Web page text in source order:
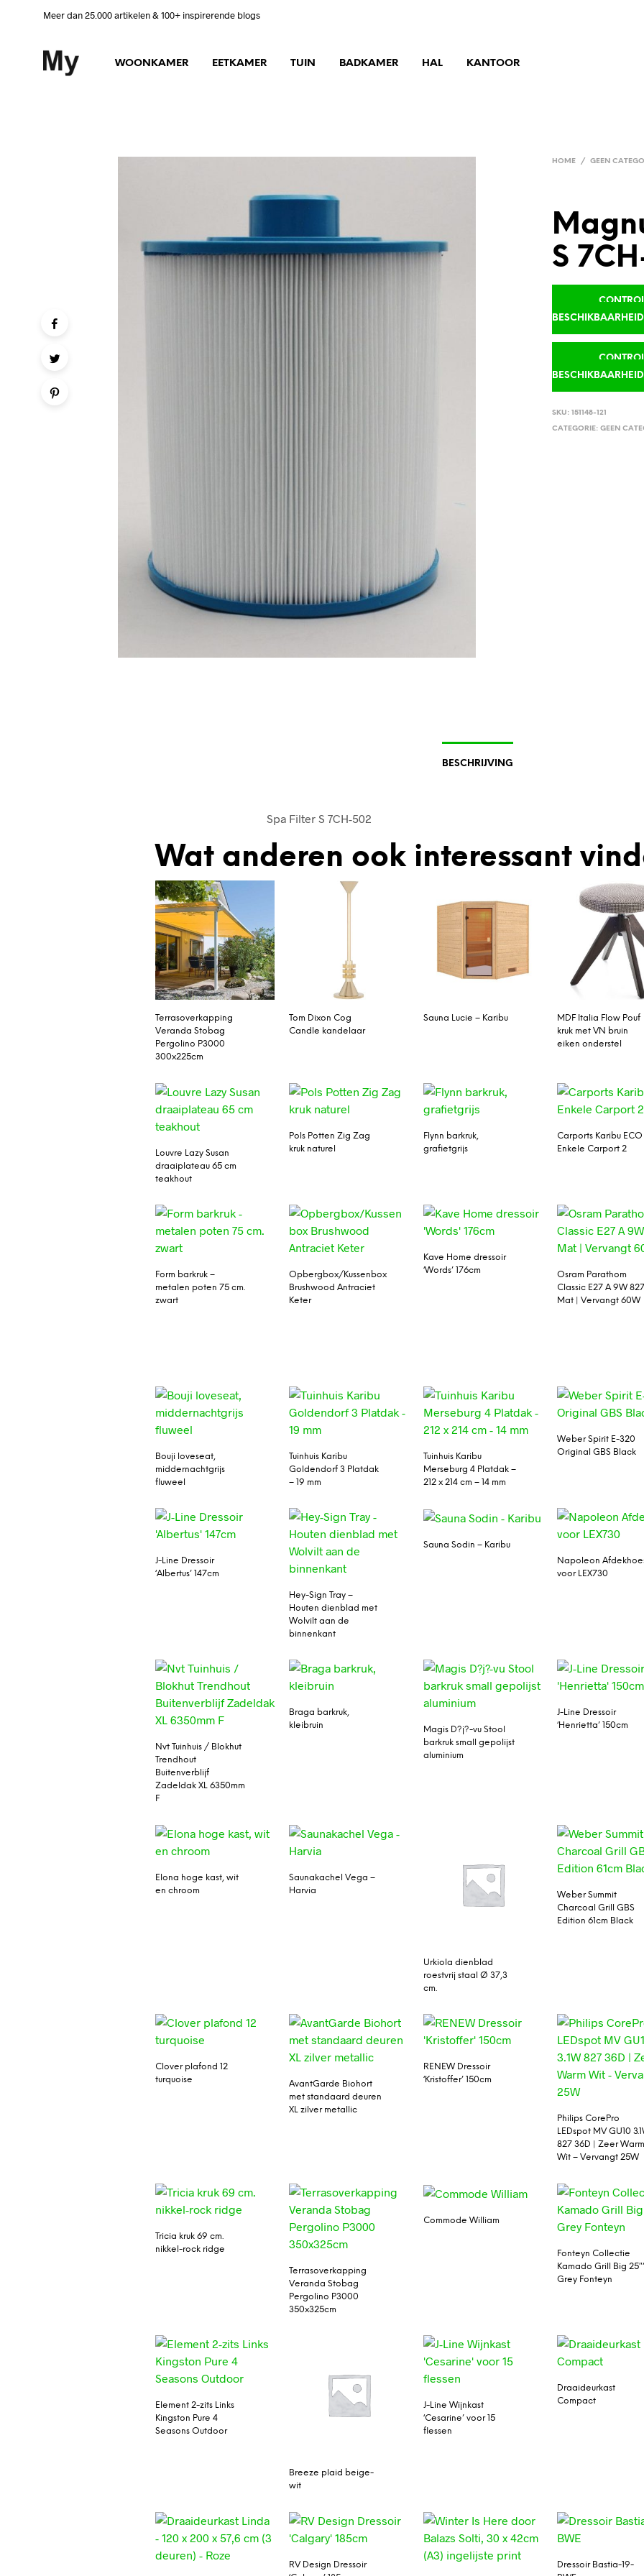
Meer dan 25.000 artikelen & 100+ inspirerende blogs
WOONKAMER EETKAMER TUIN BADKAMER HAL KANTOOR
HOME / GEEN
S
BESCHIKBAARHEID
BESCHIKBAARHEID
SKU:151148-121
CATEGORIE:GEEN
BESCHRIJVING
Spa Filter S 7CH-502
Wat anderen ook interessant
Terrasoverkapping
Veranda Stobag
Pergolino P3000
300x225cm
Tom Dixon Cog
Candle kandelaar
Sauna Lucie – Karibu
MDF Italia Flow Pouf
kruk met VN bruin
eiken onderstel
Louvre Lazy Susan
draaiplateau 65 cm
teakhout
Pols Potten Zig Zag
kruk naturel
Flynn barkruk,
grafietgrijs
Carports Karibu ECO
Enkele Carport 2
Form barkruk –
metalen poten 75 cm.
zwart
Opbergbox/Kussenbox
Brushwood Antraciet
Keter
Kave Home dressoir
‘Words’ 176cm
Osram Parathom
Classic E27 A 9W
Mat | Vervangt 60W
Bouji loveseat,
middernachtgrijs
fluweel
Tuinhuis Karibu
Goldendorf 3 Platdak
– 19 mm
Tuinhuis Karibu
Merseburg 4 Platdak –
212 x 214 cm – 14 mm
Weber Spirit E-320
Original GBS Black
J-Line Dressoir
‘Albertus’ 147cm
Hey-Sign Tray –
Houten dienblad met
Wolvilt aan de
binnenkant
Sauna Sodin – Karibu
Napoleon
voor LEX730
Nvt Tuinhuis / Blokhut
Trendhout
Buitenverblijf
Zadeldak XL 6350mm
F
Braga barkruk,
kleibruin
Magis D?j?-vu Stool
barkruk small gepolijst
aluminium
J-Line Dressoir
‘Henrietta’ 150cm
Elona hoge kast, wit
en chroom
Saunakachel Vega –
Harvia
Urkiola dienblad
roestvrij staal Ø 37,3
cm.
Weber Summit
Charcoal Grill GBS
Edition 61cm Black
Clover plafond 12
turquoise
AvantGarde Biohort
met standaard deuren
XL zilver metallic
RENEW Dressoir
‘Kristoffer’ 150cm
Philips CorePro
LEDspot MV GU10
827 36D | Zeer
Wit – Vervangt 25W
Tricia kruk 69 cm.
nikkel-rock ridge
Terrasoverkapping
Veranda Stobag
Pergolino P3000
350x325cm
Commode William
Fonteyn Collectie
Kamado Grill Big
Grey Fonteyn
Element 2-zits Links
Kingston Pure 4
Seasons Outdoor
Breeze plaid beige-
wit
J-Line Wijnkast
‘Cesarine’ voor 15
flessen
Draaideurkast
Compact
RV Design Dressoir
Dressoir Bastia-19-